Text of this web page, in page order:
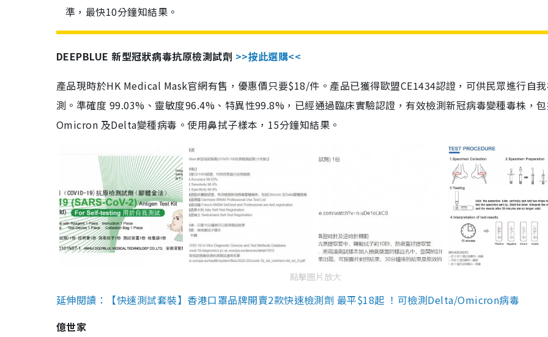
準，最快10分鐘知結果。
DEEPBLUE 新型冠狀病毒抗原檢測試劑 >>按此選購<<
產品現時於HK Medical Mask官網有售，優惠價只要$18/件。產品已獲得歐盟CE1434認證，可供民眾進行自
測。準確度 99.03%、靈敏度96.4%、特異性99.8%，已經通過臨床實驗認證，有效檢測新冠病毒變種毒株，
Omicron 及Delta變種病毒。使用鼻拭子樣本，15分鐘知結果。
點擊圖片放大
延伸閱讀：【快速測試套裝】香港口罩品牌開賣2款快速檢測劑 最平$18起 ！可檢測Delta/Omicron病毒
億世家